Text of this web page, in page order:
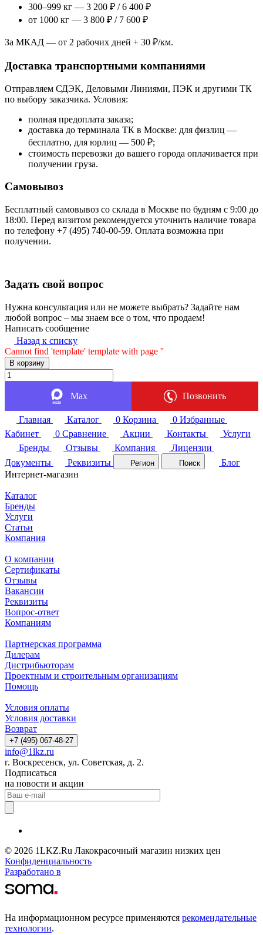
300–999 кг — 3 200 ₽ / 6 400 ₽
от 1000 кг — 3 800 ₽ / 7 600 ₽
За МКАД — от 2 рабочих дней + 30 ₽/км.
Доставка транспортными компаниями
Отправляем СДЭК, Деловыми Линиями, ПЭК и другими ТК
по выбору заказчика. Условия:
полная предоплата заказа;
доставка до терминала ТК в Москве: для физлиц —
бесплатно, для юрлиц — 500 ₽;
стоимость перевозки до вашего города оплачивается при
получении груза.
Самовывоз
Бесплатный самовывоз со склада в Москве по будням с 9:00 до
18:00. Перед визитом рекомендуется уточнить наличие товара
по телефону +7 (495) 740-00-59. Оплата возможна при
получении.
Задать свой вопрос
Нужна консультация или не можете выбрать? Задайте нам
любой вопрос – мы знаем все о том, что продаем!
Написать сообщение
Назад к списку
Cannot find 'template' template with page ''
В корзину
Max Позвонить
Главная Каталог 0 Корзина 0 Избранные
Кабинет
0 Сравнение Акции Контакты
Услуги
Бренды
Отзывы Компания
Лицензии
Документы
Реквизиты Регион Поиск
Блог
Интернет-магазин
Каталог
Бренды
Услуги
Статьи
Компания
О компании
Сертификаты
Отзывы
Вакансии
Реквизиты
Вопрос-ответ
Компаниям
Партнерская программа
Дилерам
Дистрибьюторам
Проектным и строительным организациям
Помощь
Условия оплаты
Условия доставки
Возврат
+7 (495) 067-48-27
info@1lkz.ru
г. Воскресенск, ул. Советская, д. 2.
Подписаться
на новости и акции
© 2026 1LKZ.Ru Лакокрасочный магазин низких цен
Конфиденциальность
Разработано в
На информационном ресурсе применяются рекомендательные
технологии.